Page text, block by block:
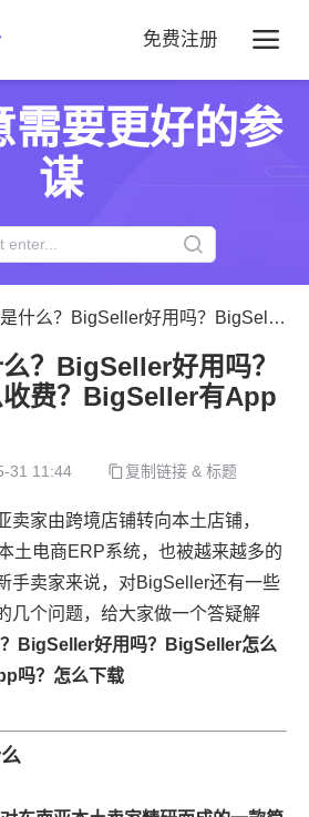
免费注册
需要更好的参
谋
好用吗？BigSeller怎么收费？BigSeller有App吗？怎么下载
？BigSeller好用吗？
费？BigSeller有App
31 11:44 复制链接 & 标题